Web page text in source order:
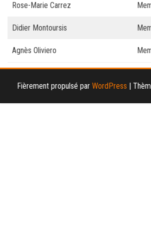
Rose-Marie Carrez
Didier Montoursis
Agnès Oliviero
Fièrement propulsé par WordPress |